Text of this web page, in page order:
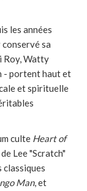
les années
sa
Roy, Watty
- portent haut et
et spirituelle
culte Heart of
Lee "Scratch"
classiques
Man, et